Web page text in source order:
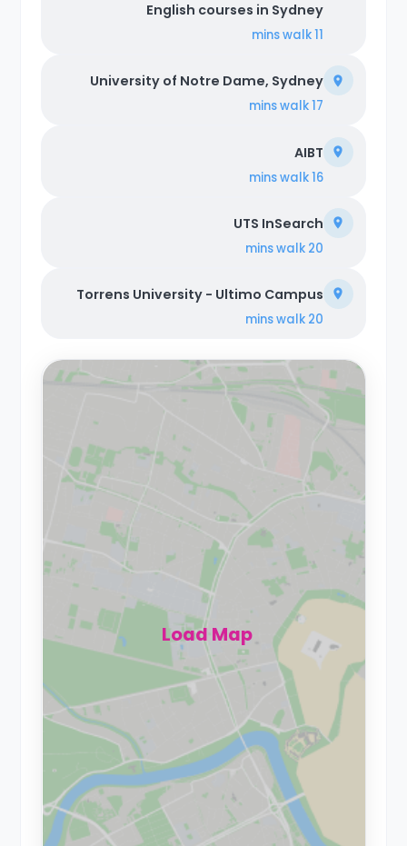
English courses in Sydney
11 mins
walk
University of Notre Dame, Sydney
17 mins
walk
AIBT
16 mins
walk
UTS InSearch
20 mins
walk
Torrens University - Ultimo Campus
20 mins
walk
Load Map